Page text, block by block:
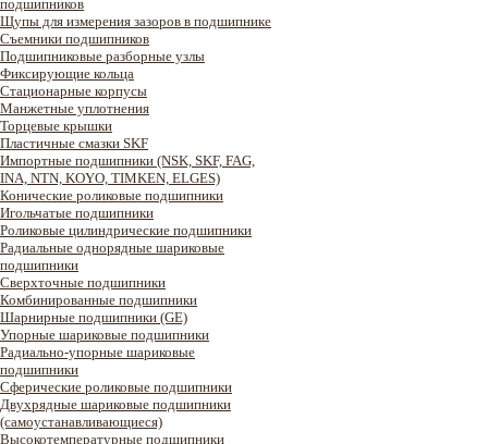
подшипников
Щупы для измерения зазоров в подшипнике
Съемники подшипников
Подшипниковые разборные узлы
Фиксирующие кольца
Стационарные корпусы
Манжетные уплотнения
Торцевые крышки
Пластичные смазки SKF
Импортные подшипники (NSK, SKF, FAG,
INA, NTN, KOYO, TIMKEN, ELGES)
Конические роликовые подшипники
Игольчатые подшипники
Роликовые цилиндрические подшипники
Радиальные однорядные шариковые
подшипники
Сверхточные подшипники
Комбинированные подшипники
Шарнирные подшипники (GE)
Упорные шариковые подшипники
Радиально-упорные шариковые
подшипники
Сферические роликовые подшипники
Двухрядные шариковые подшипники
(самоустанавливающиеся)
Высокотемпературные подшипники